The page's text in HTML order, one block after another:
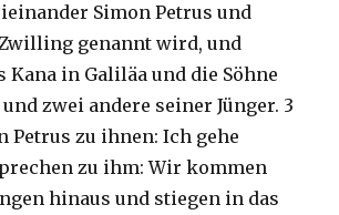
Simon Petrus und
genannt wird, und
Kana in Galiläa und die Söhne
und zwei andere seiner Jünger. 3
Petrus zu ihnen: Ich gehe
zu ihm: Wir kommen
hinaus und stiegen in das